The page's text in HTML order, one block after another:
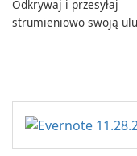
Odkrywaj i przesyłaj
strumieniowo swoją